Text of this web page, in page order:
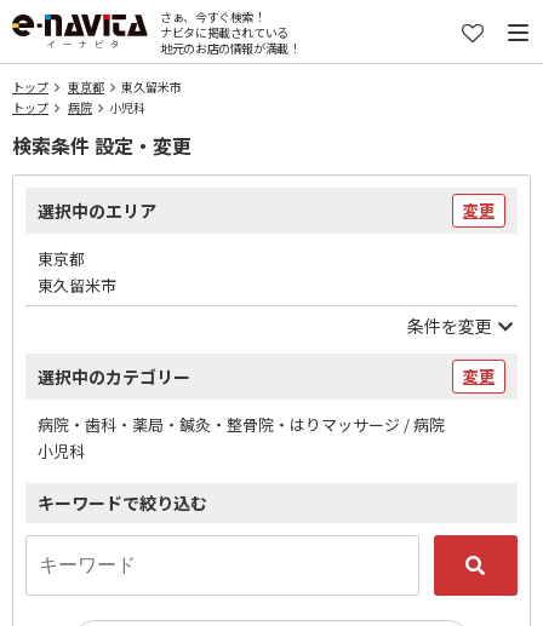
さぁ、今すぐ検索！
ナビタに掲載されている
地元のお店の情報が満載！
トップ 東京都
東久留米市
トップ
病院 小児科
検索条件 設定・変更
選択中のエリア 変更
東京都
東久留米市
条件を変更
選択中のカテゴリー 変更
病院・歯科・薬局・鍼灸・整骨院・はりマッサージ / 病院
小児科
キーワードで絞り込む